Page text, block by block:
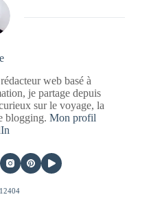
web basé à
je partage depuis
sur le voyage, la
blogging. Mon profil